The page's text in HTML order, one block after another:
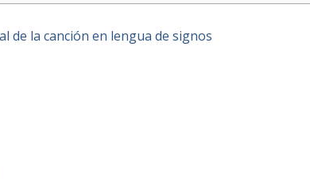
de la canción en lengua de signos